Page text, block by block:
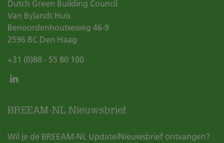
Dutch Green Building Council
Van Bylandt Huis
Benoordenhoutseweg 46-9
2596 BC Den Haag
+31 (0)88 - 55 80 100
BREEAM-NL Nieuwsbrief
Wil je de BREEAM-NL Update/Nieuwsbrief ontvangen?